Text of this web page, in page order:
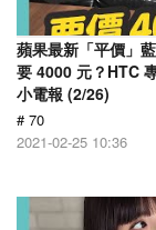
蘋果最新「平價」
要 4000 元？HTC
小電報 (2/26)
# 70
2021-02-25 10:36